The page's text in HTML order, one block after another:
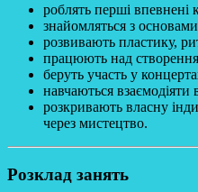
роблять перші впевнені
знайомляться з
розвивають пластику,
працюють над
беруть участь у
навчаються взаємодіяти
розкривають власну
через мистецтво.
Розклад занять